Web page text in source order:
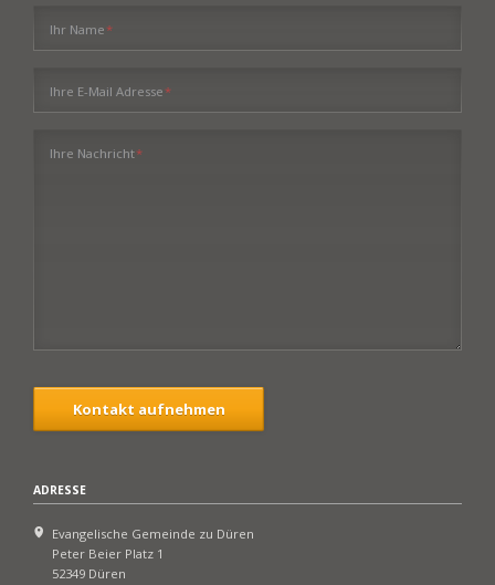
Pflichtfeld
Ihr Name*
Pflichtfeld
Ihre E-Mail Adresse*
Pflichtfeld
Ihre Nachricht*
Kontakt aufnehmen
ADRESSE
Evangelische Gemeinde zu Düren
Peter Beier Platz 1
52349 Düren